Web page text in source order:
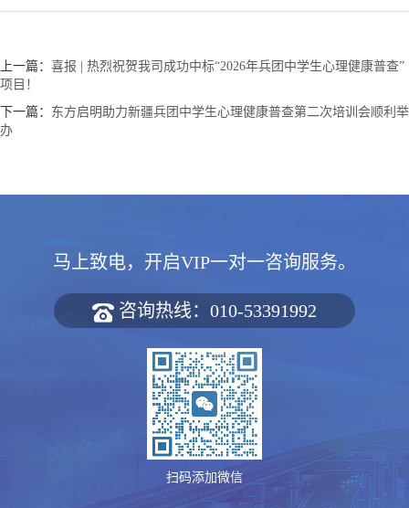
上一篇： 喜报 | 热烈祝贺我司成功中标“2026年兵团中学生心理健康普查”
项目！
下一篇： 东方启明助力新疆兵团中学生心理健康普查第二次培训会顺利举
办
马上致电，开启VIP一对一咨询服务。
咨询热线：010-53391992
扫码添加微信